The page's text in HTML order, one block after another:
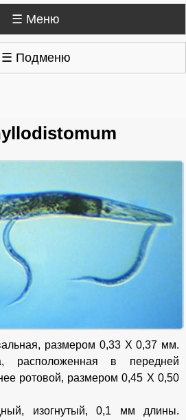
☰ Меню
☰ Подменю
размером 0,33 X 0,37 мм.
расположенная в передней
ротовой, размером 0,45 X 0,50
изогнутый, 0,1 мм длины.